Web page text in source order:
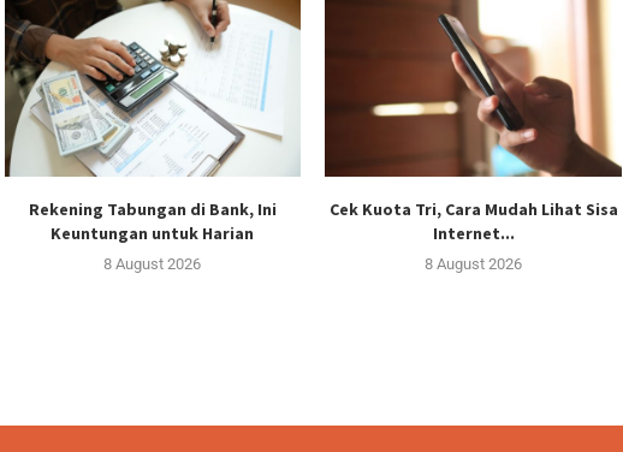
Rekening Tabungan di Bank, Ini
Keuntungan untuk Harian
8 August 2026
Cek Kuota Tri, Cara Mudah Lihat Sisa
Internet...
8 August 2026